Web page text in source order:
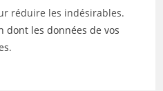
réduire les indésirables.
dont les données de vos
.